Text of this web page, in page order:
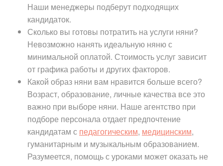
Наши менеджеры подберут подходящих
кандидаток.
Сколько вы готовы потратить на услуги няни?
Невозможно нанять идеальную няню с
минимальной оплатой. Стоимость услуг зависит
от графика работы и других факторов.
Какой образ няни вам нравится больше всего?
Возраст, образование, личные качества все это
важно при выборе няни. Наше агентство при
подборе персонала отдает предпочтение
кандидатам с педагогическим, медицинским,
гуманитарным и музыкальным образованием.
Разумеется, помощь с уроками может оказать не